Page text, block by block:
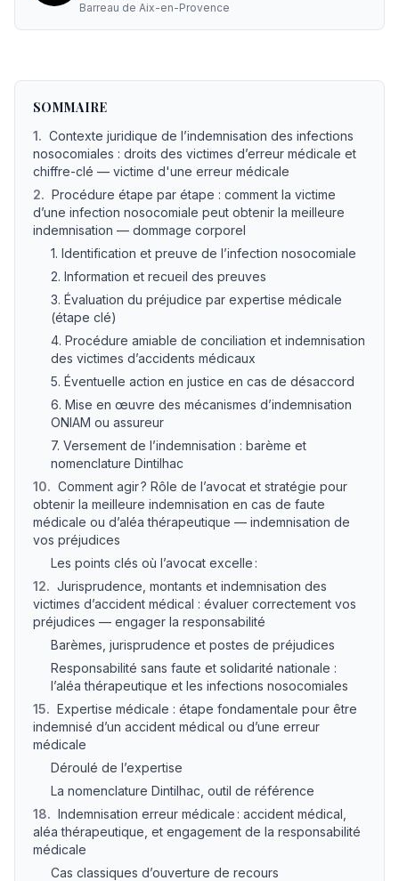
Barreau de Aix-en-Provence
SOMMAIRE
1. Contexte juridique de l’indemnisation des infections
nosocomiales : droits des victimes d’erreur médicale et
chiffre-clé — victime d'une erreur médicale
2. Procédure étape par étape : comment la victime
d’une infection nosocomiale peut obtenir la meilleure
indemnisation — dommage corporel
1. Identification et preuve de l’infection nosocomiale
2. Information et recueil des preuves
3. Évaluation du préjudice par expertise médicale
(étape clé)
4. Procédure amiable de conciliation et indemnisation
des victimes d’accidents médicaux
5. Éventuelle action en justice en cas de désaccord
6. Mise en œuvre des mécanismes d’indemnisation
ONIAM ou assureur
7. Versement de l’indemnisation : barème et
nomenclature Dintilhac
10. Comment agir ? Rôle de l’avocat et stratégie pour
obtenir la meilleure indemnisation en cas de faute
médicale ou d’aléa thérapeutique — indemnisation de
vos préjudices
Les points clés où l’avocat excelle :
12. Jurisprudence, montants et indemnisation des
victimes d’accident médical : évaluer correctement vos
préjudices — engager la responsabilité
Barèmes, jurisprudence et postes de préjudices
Responsabilité sans faute et solidarité nationale :
l’aléa thérapeutique et les infections nosocomiales
15. Expertise médicale : étape fondamentale pour être
indemnisé d’un accident médical ou d’une erreur
médicale
Déroulé de l’expertise
La nomenclature Dintilhac, outil de référence
18. Indemnisation erreur médicale : accident médical,
aléa thérapeutique, et engagement de la responsabilité
médicale
Cas classiques d’ouverture de recours